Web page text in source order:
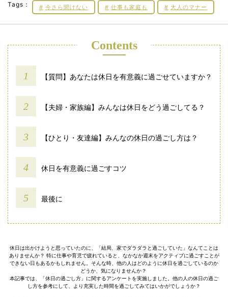
Tags： 今さら聞けない 仕事も家庭も 大人のマナー
Contents
【質問】あなたは休日を有意義に過ごせていますか？
【夫婦・家族編】みんなは休日をどう過ごしてる？
【ひとり・友達編】みんなの休日の過ごし方は？
休日を有意義に過ごすコツ
最後に
休日は出かけようと思っていたのに、「結局、家でダラダラと過ごしていた」なんてことは
ありませんか？ 特に仕事や育児で疲れていると、なかなか週末をアクティブに過ごすことが
できない日もあるかもしれません。そんな時、他の人はどのように休日を過ごしているのか
どうか、気になりませんか？
本記事では、「休日の過ごし方」に関するアンケートを実施しました。他の人の休日の過ご
し方を参考にして、より充実した時間を過ごしてみてはいかがでしょうか？